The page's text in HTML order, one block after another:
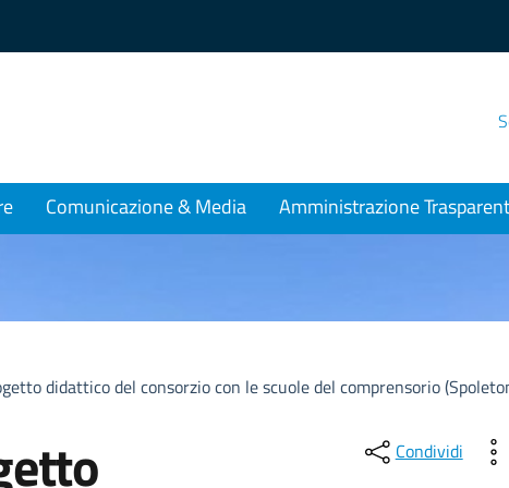
Comunicazione & Media Amministrazione
didattico del consorzio con le scuole del comprensorio
Condividi